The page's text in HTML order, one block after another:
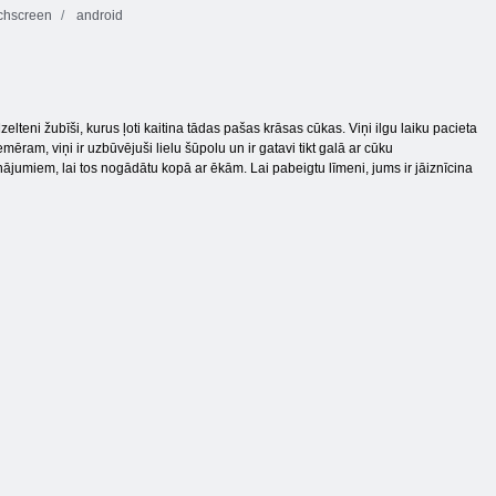
android
žubīši, kurus ļoti kaitina tādas pašas krāsas cūkas. Viņi ilgu laiku pacieta
viņi ir uzbūvējuši lielu šūpolu un ir gatavi tikt galā ar cūku
lai tos nogādātu kopā ar ēkām. Lai pabeigtu līmeni, jums ir jāiznīcina